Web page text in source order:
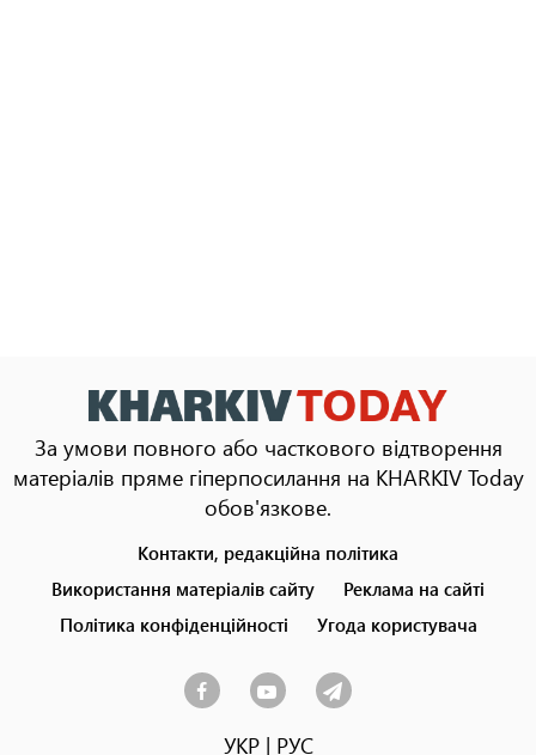
За умови повного або часткового відтворення
матеріалів пряме гіперпосилання на KHARKIV Today
обов'язкове.
menu
Контакти, редакційна політика
Використання матеріалів сайту
Реклама на сайті
Політика конфіденційності
Угода користувача
УКР| РУС